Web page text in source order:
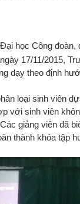
học Công
17/11/2015,
dạy theo định
loại sinh viên
với sinh viên
giảng viên đã
thành khóa tập